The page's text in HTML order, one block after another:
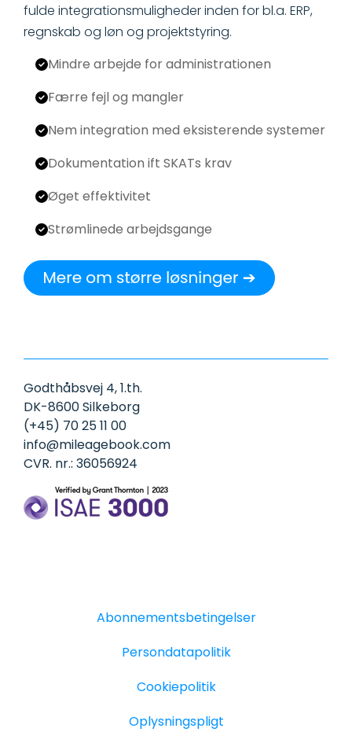
fulde integrationsmuligheder inden for bl.a. ERP,
regnskab og løn og projektstyring.
Mindre arbejde for administrationen
Færre fejl og mangler
Nem integration med eksisterende systemer
Dokumentation ift SKATs krav
Øget effektivitet
Strømlinede arbejdsgange
Godthåbsvej 4, 1.th.
DK-8600 Silkeborg
(+45) 70 25 11 00
info@mileagebook.com
CVR. nr.: 36056924
Abonnementsbetingelser
Persondatapolitik
Cookiepolitik
Oplysningspligt